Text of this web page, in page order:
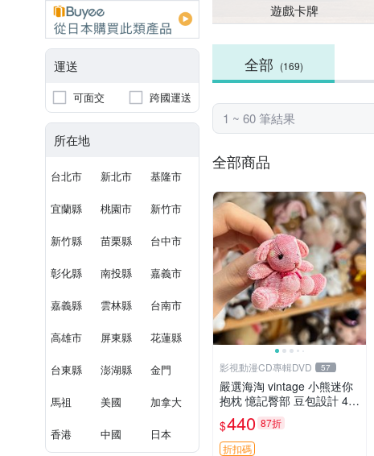
運送
可面交 跨國運送
所在地
台北市 新北市 基隆市
宜蘭縣 桃園市 新竹市
新竹縣 苗栗縣 台中市
彰化縣 南投縣 嘉義市
嘉義縣 雲林縣 台南市
高雄市 屏東縣 花蓮縣
台東縣 澎湖縣 金門
馬祖 美國 加拿大
香港 中國 日本
遊戲卡牌
全部 (169)
1 ~ 60 筆結果
全部商品
影視動漫CD專輯DVD 57
嚴選海淘 vintage 小熊迷你
抱枕 憶記臀部 豆包設計 4c
m 高 推薦收藏 迷你豆包小
熊、高臀部、豆袋抱枕
$440 87折
折扣碼